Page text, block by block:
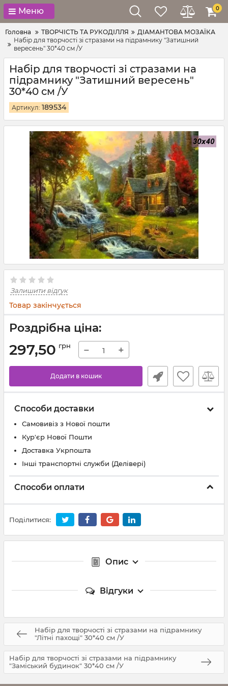
Меню 0
Головна ТВОРЧІСТЬ ТА РУКОДІЛЛЯ
ДІАМАНТОВА МОЗАЇКА
Набір для творчості зі стразами на підрамнику "Затишний
вересень" 30*40 см /У
Набір для творчості зі стразами на
підрамнику "Затишний вересень"
30*40 см /У
Артикул: 189534
Залишити відгук
Товар закінчується
Роздрібна ціна:
297,50 грн − +
Додати в кошик
Способи доставки
Самовивіз з Нової пошти
Кур'єр Нової Пошти
Доставка Укрпошта
Інші транспортні служби (Делівері)
Способи оплати
Поділитися:
Опис
Відгуки
Набір для творчості зі стразами на підрамнику
"Літні пахощі" 30*40 см /У
Набір для творчості зі стразами на підрамнику
"Заміський будинок" 30*40 см /У